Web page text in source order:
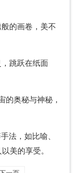
的画卷，美不
跳跃在纸面
的奥秘与神秘，
法，如比喻、
美的享受。